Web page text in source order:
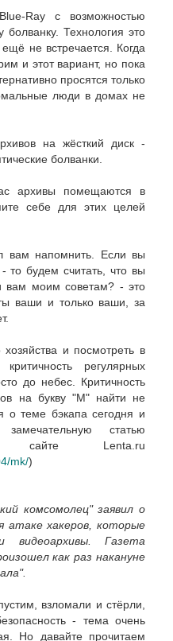
Ray с возможностью
болванку. Технология это
не встречается. Когда
и этот вариант, но пока
просятся только
люди в домах не
на жёсткий диск -
болванки.
архивы помещаются в
себе для этих целей
вам напомнить. Если вы
то будем считать, что вы
вам моим советам? - это
ваши и только ваши, за
и посмотреть в
регулярных
до небес. Критичность
на букву "М" найти не
о теме бэкапа сегодня и
статью
сайте Lenta.ru
mk/)
комсомолец" заявил о
атаке хакеров, которые
Газета
как раз накануне
взломали и стёрли,
- тема очень
Но давайте прочитаем